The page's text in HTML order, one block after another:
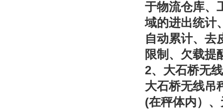
于物流仓库、
域的进出统计
自动累计、去
限制、欠载提
2、大石桥无
大石桥无线吊
(在秤体内）